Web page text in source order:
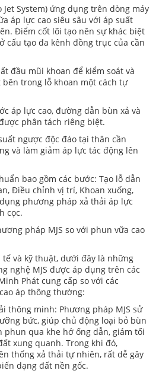
Jet System) ứng dụng trên dòng máy
áp lực cao siêu sâu với áp suất
Điểm cốt lõi tạo nên sự khác biệt
cấu tạo đa kênh đồng trục của cần
đầu mũi khoan để kiểm soát và
trong lỗ khoan một cách tự
áp lực cao, đường dẫn bùn xả và
phân tách riêng biệt.
ngược độc đáo tại thân cần
và làm giảm áp lực tác động lên
bao gồm các bước: Tạo lỗ dẫn
Điều chỉnh vị trí, Khoan xuống,
phương pháp xả thải áp lực
cọc.
pháp MJS so với phun vữa cao
và kỹ thuật, dưới đây là những
nghệ MJS được áp dụng trên các
Phát cung cấp so với các
áp thông thường:
thông minh: Phương pháp MJS sử
bức, giúp chủ động loại bỏ bùn
qua khe hở ống dẫn, giảm tối
xung quanh. Trong khi đó,
thống xả thải tự nhiên, rất dễ gây
dạng đất nền gốc.